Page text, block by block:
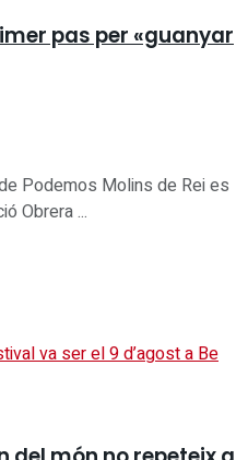
pas per «guanyar
Podemos Molins de Rei es
Obrera ...